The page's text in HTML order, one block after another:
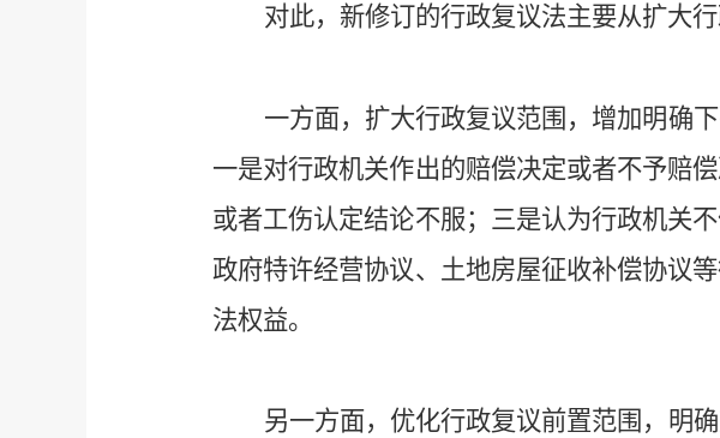
对此，新修订的行政复议法主要从扩大
一方面，扩大行政复议范围，增加明确
一是对行政机关作出的赔偿决定或者不予赔
或者工伤认定结论不服；三是认为行政机关
政府特许经营协议、土地房屋征收补偿协议
法权益。
另一方面，优化行政复议前置范围，明